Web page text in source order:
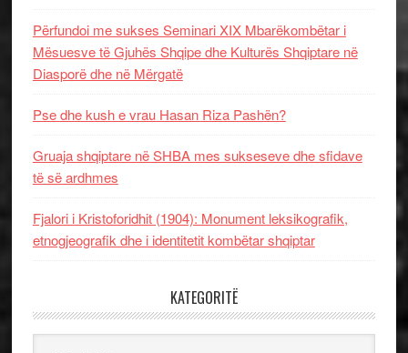
Përfundoi me sukses Seminari XIX Mbarëkombëtar i
Mësuesve të Gjuhës Shqipe dhe Kulturës Shqiptare në
Diasporë dhe në Mërgatë
Pse dhe kush e vrau Hasan Riza Pashën?
Gruaja shqiptare në SHBA mes sukseseve dhe sfidave
të së ardhmes
Fjalori i Kristoforidhit (1904): Monument leksikografik,
etnogjeografik dhe i identitetit kombëtar shqiptar
KATEGORITË